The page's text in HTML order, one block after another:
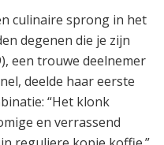
culinaire sprong in het
degenen die je zijn
een trouwe deelnemer
deelde haar eerste
“Het klonk
en verrassend